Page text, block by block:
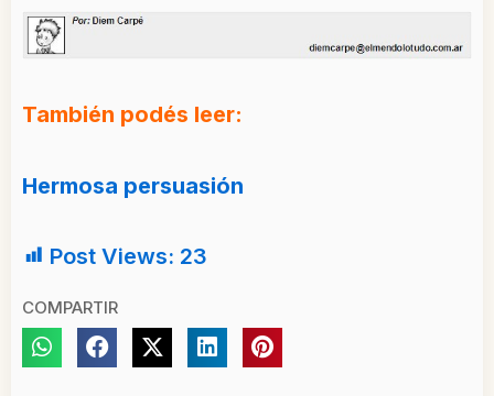
También podés leer:
Hermosa persuasión
Post Views: 23
COMPARTIR